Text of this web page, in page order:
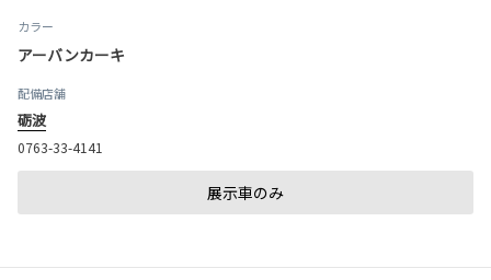
カラー
アーバンカーキ
配備店舗
砺波
0763-33-4141
展示車のみ